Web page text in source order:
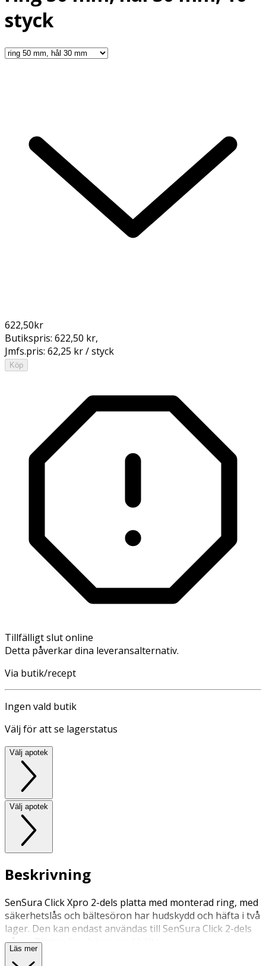
styck
622,50kr
Butikspris: 622,50 kr,
Jmfs.pris: 62,25 kr / styck
Köp
Tillfälligt slut online
Detta påverkar dina leveransalternativ.
Via butik/recept
Ingen vald butik
Välj för att se lagerstatus
Välj apotek
Välj apotek
Beskrivning
SenSura Click Xpro 2-dels platta med monterad ring, med
säkerhetslås och bältesöron har hudskydd och häfta i två
lager. Den kan endast användas till SenSura Click 2-dels
påsar. Plattan kan bäras med bälte.
Läs mer